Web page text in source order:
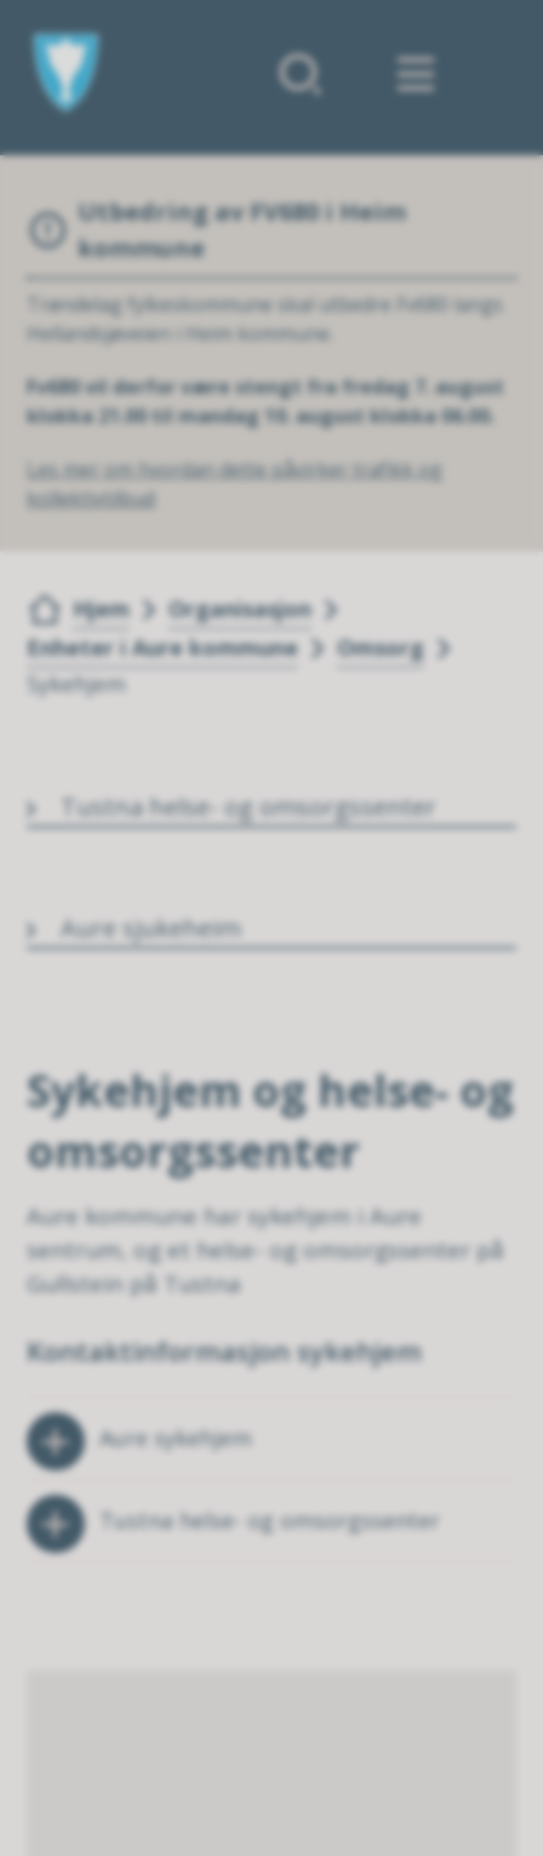
Forsiden
Utbedring av FV680 i Heim
kommune
Trøndelag fylkeskommune skal utbedre Fv680 langs
Hellandsjøveien i Heim kommune.
Fv680 vil derfor være stengt fra fredag 7. august
klokka 21.00 til mandag 10. august klokka 06.00.
Les mer om hvordan dette påvirker trafikk og
kollektivtilbud
Du er her:
Hjem
Organisasjon
Enheter i Aure kommune
Omsorg
Sykehjem
Tustna helse- og omsorgssenter
Aure sjukeheim
Sykehjem og helse- og
omsorgssenter
Aure kommune har sykehjem i Aure
sentrum, og et helse- og omsorgssenter på
Gullstein på Tustna
Kontaktinformasjon sykehjem
Aure sykehjem
Tustna helse- og omsorgssenter